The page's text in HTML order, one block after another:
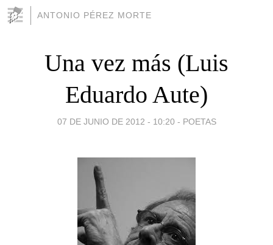
ANTONIO PÉREZ MORTE
Una vez más (Luis
Eduardo Aute)
07 DE JUNIO DE 2012 - 10:20 - POETAS